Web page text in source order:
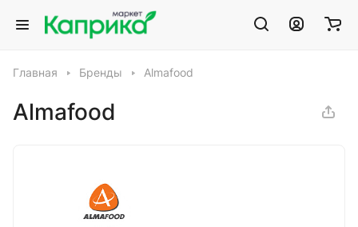
Главная Бренды Almafood
Almafood